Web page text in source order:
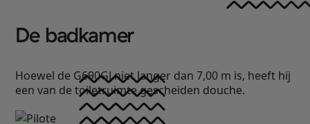
De badkamer
Hoewel de G690GJ niet langer dan 7,00 m is, heeft hij
een van de toiletruimte gescheiden douche.